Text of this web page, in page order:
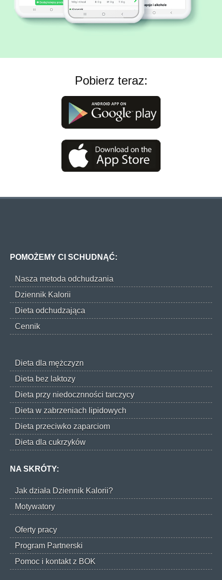
Pobierz teraz:
POMOŻEMY CI SCHUDNĄĆ:
Nasza metoda odchudzania
Dziennik Kalorii
Dieta odchudzająca
Cennik
Dieta dla mężczyzn
Dieta bez laktozy
Dieta przy niedocznności tarczycy
Dieta w zabrzeniach lipidowych
Dieta przeciwko zaparciom
Dieta dla cukrzyków
NA SKRÓTY:
Jak działa Dziennik Kalorii?
Motywatory
Oferty pracy
Program Partnerski
Pomoc i kontakt z BOK